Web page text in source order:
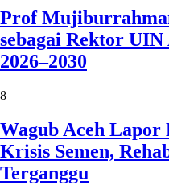
Prof
sebagai Rektor
2026–2030
8
Wagub Aceh
Krisis Semen,
Terganggu